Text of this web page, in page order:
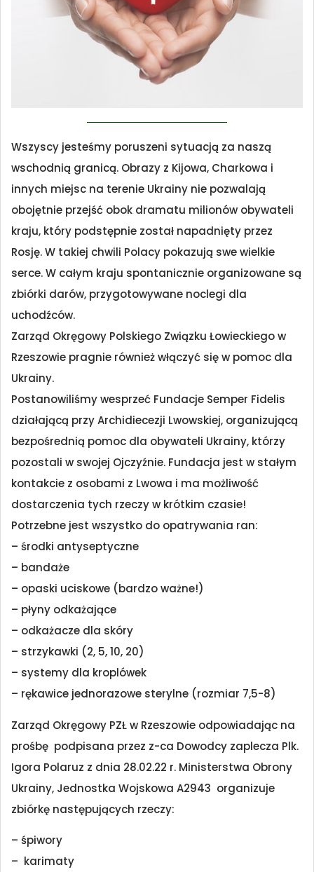
Wszyscy jesteśmy poruszeni sytuacją za naszą
wschodnią granicą. Obrazy z Kijowa, Charkowa i
innych miejsc na terenie Ukrainy nie pozwalają
obojętnie przejść obok dramatu milionów obywateli
kraju, który podstępnie został napadnięty przez
Rosję. W takiej chwili Polacy pokazują swe wielkie
serce. W całym kraju spontanicznie organizowane są
zbiórki darów, przygotowywane noclegi dla
uchodźców.
Zarząd Okręgowy Polskiego Związku Łowieckiego w
Rzeszowie pragnie również włączyć się w pomoc dla
Ukrainy.
Postanowiliśmy wesprzeć Fundacje Semper Fidelis
działającą przy Archidiecezji Lwowskiej, organizującą
bezpośrednią pomoc dla obywateli Ukrainy, którzy
pozostali w swojej Ojczyźnie. Fundacja jest w stałym
kontakcie z osobami z Lwowa i ma możliwość
dostarczenia tych rzeczy w krótkim czasie!
Potrzebne jest wszystko do opatrywania ran:
– środki antyseptyczne
– bandaże
– opaski uciskowe (bardzo ważne!)
– płyny odkażające
– odkażacze dla skóry
– strzykawki (2, 5, 10, 20)
– systemy dla kroplówek
– rękawice jednorazowe sterylne (rozmiar 7,5-8)
Zarząd Okręgowy PZŁ w Rzeszowie odpowiadając na
prośbę podpisana przez z-ca Dowodcy zaplecza Plk.
Igora Polaruz z dnia 28.02.22 r. Ministerstwa Obrony
Ukrainy, Jednostka Wojskowa A2943 organizuje
zbiórkę następujących rzeczy:
– śpiwory
– karimaty